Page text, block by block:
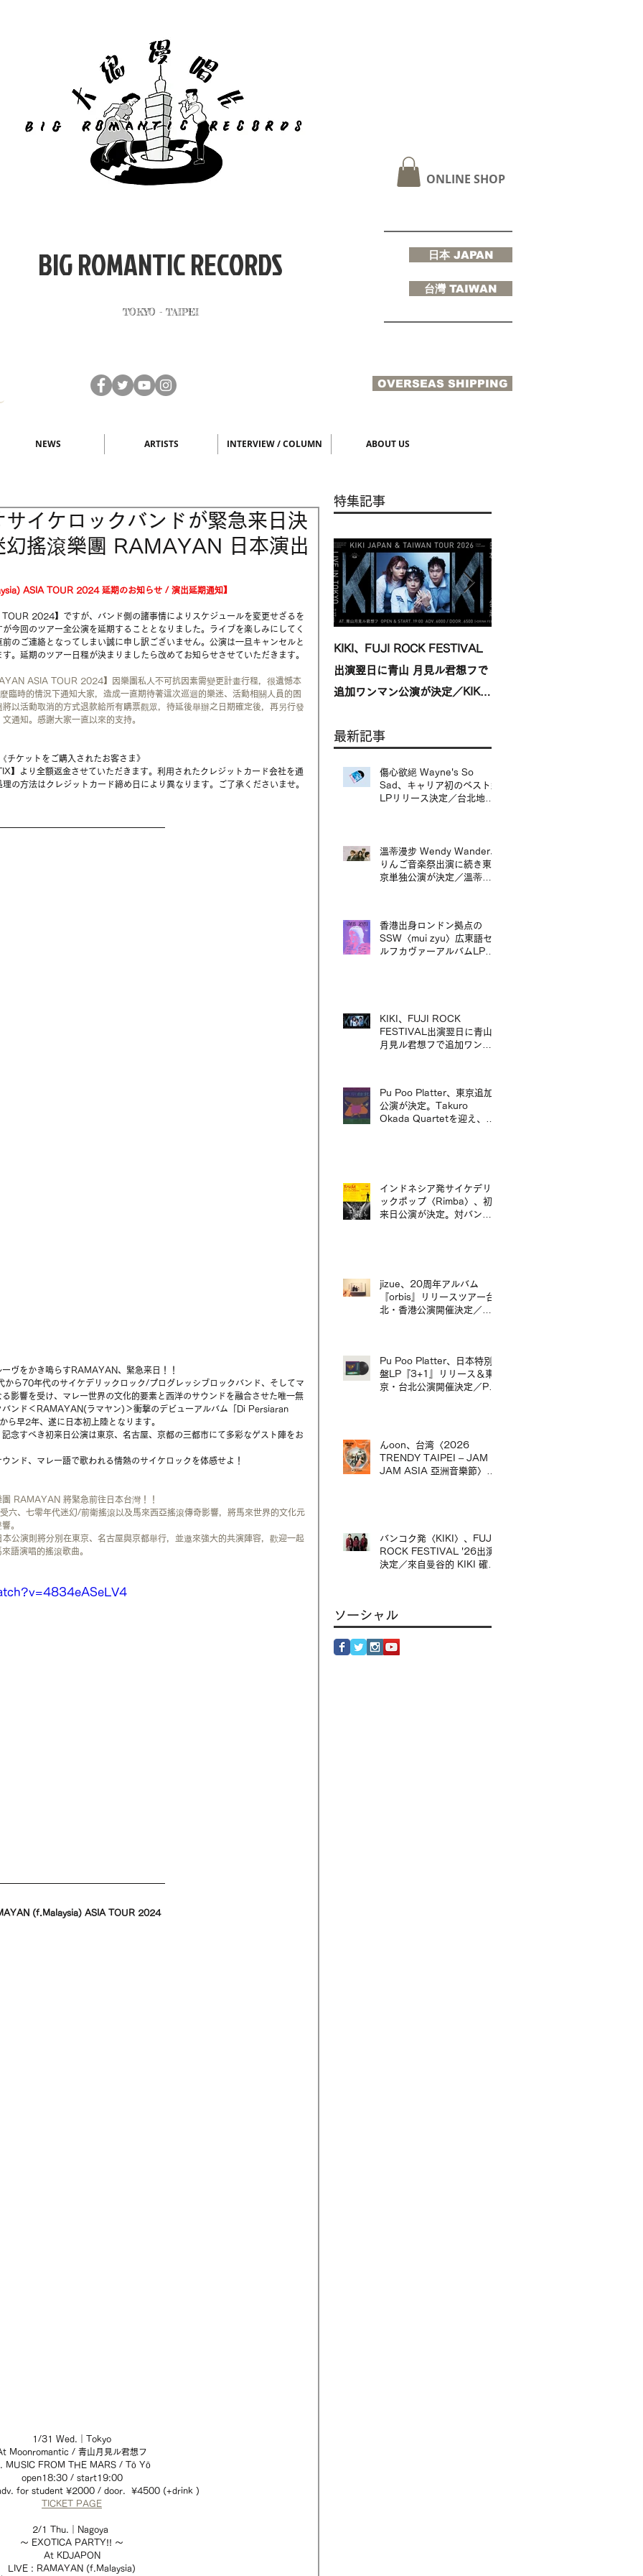
ONLINE SHOP
​BIG ROMANTIC RECORDS
TOKYO - TAIPEI
日本 JAPAN
台灣 TAIWAN
OVERSEAS SHIPPING
NEWS ARTISTS INTERVIEW / COLUMN ABOUT US
イケロックバンドが緊急来日決
幻搖滾樂團 RAMAYAN 日本演出
ASIA TOUR 2024 延期のお知らせ / 演出延期通知】
2024】ですが、バンド側の諸事情によりスケジュールを変更せざるを
今回のツアー全公演を延期することとなりました。ライブを楽しみにしてく
のご連絡となってしまい誠に申し訳ございません。公演は一旦キャンセルと
。延期のツアー日程が決まりましたら改めてお知らせさせていただきます。
ASIA TOUR 2024】因樂團私人不可抗因素需變更計畫行程，很遺憾本
臨時的情況下通知大家，造成一直期待著這次巡迴的樂迷、活動相關人員的困
以活動取消的方式退款給所有購票觀眾，待延後舉辦之日期確定後，再另行發
文通知。感謝大家一直以來的支持。
チケットをご購入されたお客さま》
】より全額返金させていただきます。利用されたクレジットカード会社を通
の方法はクレジットカード締め日により異なります。ご了承くださいませ。
ヴをかき鳴らすRAMAYAN、緊急来日！！
ら70年代のサイケデリックロック/プログレッシブロックバンド、そしてマ
影響を受け、マレー世界の文化的要素と西洋のサウンドを融合させた唯一無
バンド＜RAMAYAN(ラマヤン)＞衝撃のデビューアルバム「Di Persiaran
早2年、遂に日本初上陸となります。
念すべき初来日公演は東京、名古屋、京都の三都市にて多彩なゲスト陣をお
ンド、マレー語で歌われる情熱のサイケロックを体感せよ！
RAMAYAN 將緊急前往日本台灣！！
、七零年代迷幻/前衛搖滾以及馬來西亞搖滾傳奇影響，將馬來世界的文化元
。
公演則將分別在東京、名古屋與京都舉行，並邀來強大的共演陣容，歡迎一起
語演唱的搖滾歌曲。
(f.Malaysia) ASIA TOUR 2024
1/31 Wed.｜Tokyo
Moonromantic / 青山月見ル君想フ
MUSIC FROM THE MARS / Tō Yō
open18:30 / start19:00
for student ¥2000 / door.  ¥4500 (+drink )
TICKET PAGE
2/1 Thu.｜Nagoya
〜 EXOTICA PARTY!! 〜
At KDJAPON
LIVE : RAMAYAN (f.Malaysia)
特集記事
KIKI、FUJI ROCK FESTIVAL
出演翌日に青山 月見ル君想フで
追加ワンマン公演が決定／KIKI
FESTIVAL 演出翌日，在青山
最新記事
傷心欲絕 Wayne's So
Sad、キャリア初のベスト盤
LPリリース決定／台北地下
溫蒂漫步 Wendy Wander、
りんご音楽祭出演に続き東
京単独公演が決定／溫蒂漫
香港出身ロンドン拠点の
SSW〈mui zyu〉広東語セ
ルフカヴァーアルバムLPリ
KIKI、FUJI ROCK
FESTIVAL出演翌日に青山
月見ル君想フで追加ワンマ
想フ舉行追加專場演出
Pu Poo Platter、東京追加
公演が決定。Takuro
Okada Quartetを迎え、青
インドネシア発サイケデリ
ックポップ〈Rimba〉、初
来日公演が決定。対バンに
大師「沖井禮二 Group」同
台演出。
jizue、20周年アルバム
『orbis』リリースツアー台
北・香港公演開催決定／
Pu Poo Platter、日本特別
盤LP『3+1』リリース＆東
京・台北公演開催決定／Pu
んoon、台湾〈2026
TRENDY TAIPEI – JAM
JAM ASIA 亞洲音樂節〉出
バンコク発〈KIKI〉、FUJI
ROCK FESTIVAL '26出演
決定／來自曼谷的 KIKI 確定
ソーシャル